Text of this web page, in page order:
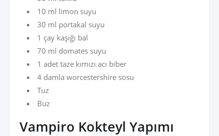
10 ml limon suyu
30 ml portakal suyu
1 çay kaşığı bal
70 ml domates suyu
1 adet taze kımızı acı biber
4 damla worcestershire sosu
Tuz
Buz
Vampiro Kokteyl Yapımı